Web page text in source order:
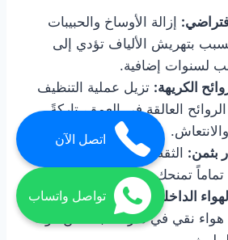
إزالة الأوساخ والحبيبات
بتهريش الألياف تؤدي إلى
لسنوات إضافية.
الكريهة: تزيل عملية التنظيف
العالقة في العمق، تاركةً
بثمن: الثقة بأن مساحة جلوسك
تمنحك راحة بال كبيرة.
الداخلي: يصبح الكنب النظيف
نقي في منزلك، بدلاً من كونه
اتصل الآن
تواصل واتساب